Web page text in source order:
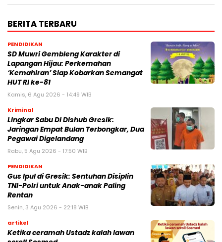
BERITA TERBARU
PENDIDIKAN
SD Muwri Gembleng Karakter di
Lapangan Hijau: Perkemahan
‘Kemahiran’ Siap Kobarkan Semangat
HUT RI ke-81
Kamis, 6 Agu 2026 - 14:49 WIB
Kriminal
Lingkar Sabu Di Dishub Gresik:
Jaringan Empat Bulan Terbongkar, Dua
Pegawai Digelandang
Rabu, 5 Agu 2026 - 17:50 WIB
PENDIDIKAN
Gus Ipul di Gresik: Sentuhan Disiplin
TNI-Polri untuk Anak-anak Paling
Rentan
Senin, 3 Agu 2026 - 22:18 WIB
artikel
Ketika ceramah Ustadz kalah lawan